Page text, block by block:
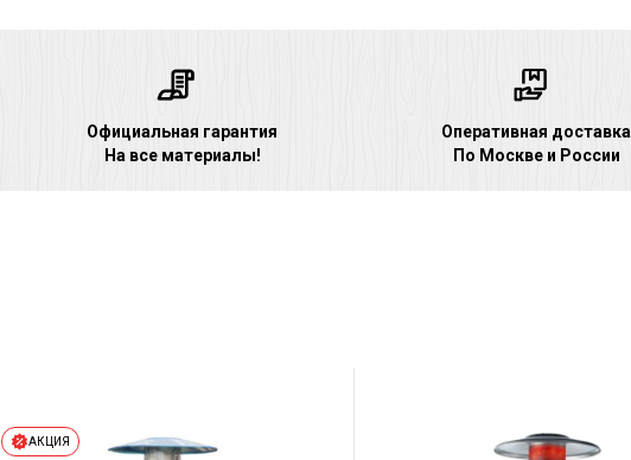
Официальная гарантия
На все материалы!
Оперативная доставка
По Москве и России
АКЦИЯ